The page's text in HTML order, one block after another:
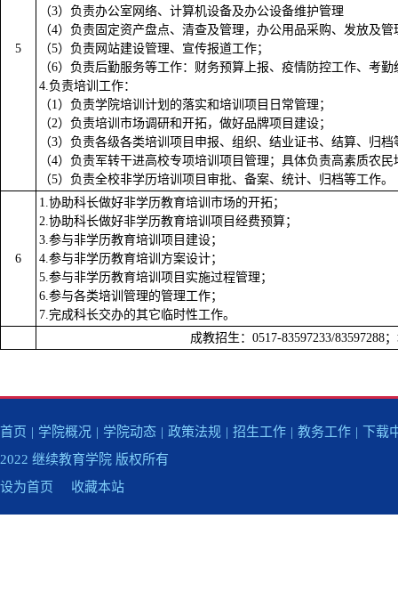
5
（3）负责办公室网络、计算机设备及办公设备维护管理
（4）负责固定资产盘点、清查及管理，办公用品采购、发放及管
（5）负责网站建设管理、宣传报道工作；
（6）负责后勤服务等工作：财务预算上报、疫情防控工作、考
4.负责培训工作：
（1）负责学院培训计划的落实和培训项目日常管理；
（2）负责培训市场调研和开拓，做好品牌项目建设；
（3）负责各级各类培训项目申报、组织、结业证书、结算、归档
（4）负责军转干进高校专项培训项目管理；具体负责高素质农
（5）负责全校非学历培训项目审批、备案、统计、归档等工作。
6
1.协助科长做好非学历教育培训市场的开拓；
2.协助科长做好非学历教育培训项目经费预算；
3.参与非学历教育培训项目建设；
4.参与非学历教育培训方案设计；
5.参与非学历教育培训项目实施过程管理；
6.参与各类培训管理的管理工作；
7.完成科长交办的其它临时性工作。
成教招生：0517-83597233/83597288
首页 | 学院概况 | 学院动态 | 政策法规 | 招生工作 | 教务工作 |
下载
2022 继续教育学院 版权所有
设为首页
收藏本站